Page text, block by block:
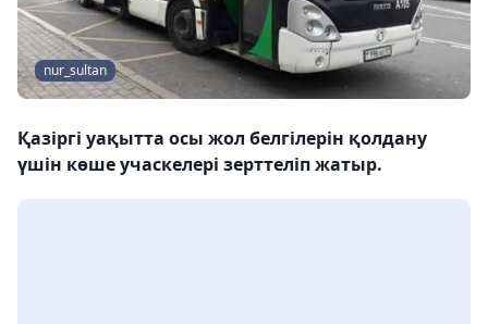
nur_sultan
Қазіргі уақытта осы жол белгілерін қолдану
үшін көше учаскелері зерттеліп жатыр.